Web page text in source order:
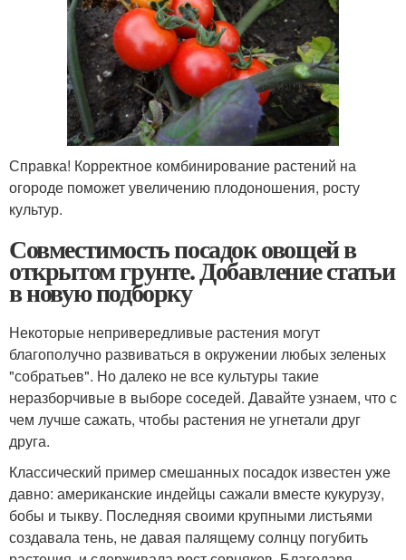
Справка! Корректное комбинирование растений на
огороде поможет увеличению плодоношения, росту
культур.
Совместимость посадок овощей в
открытом грунте. Добавление статьи
в новую подборку
Некоторые непривередливые растения могут
благополучно развиваться в окружении любых зеленых
"собратьев". Но далеко не все культуры такие
неразборчивые в выборе соседей. Давайте узнаем, что с
чем лучше сажать, чтобы растения не угнетали друг
друга.
Классический пример смешанных посадок известен уже
давно: американские индейцы сажали вместе кукурузу,
бобы и тыкву. Последняя своими крупными листьями
создавала тень, не давая палящему солнцу погубить